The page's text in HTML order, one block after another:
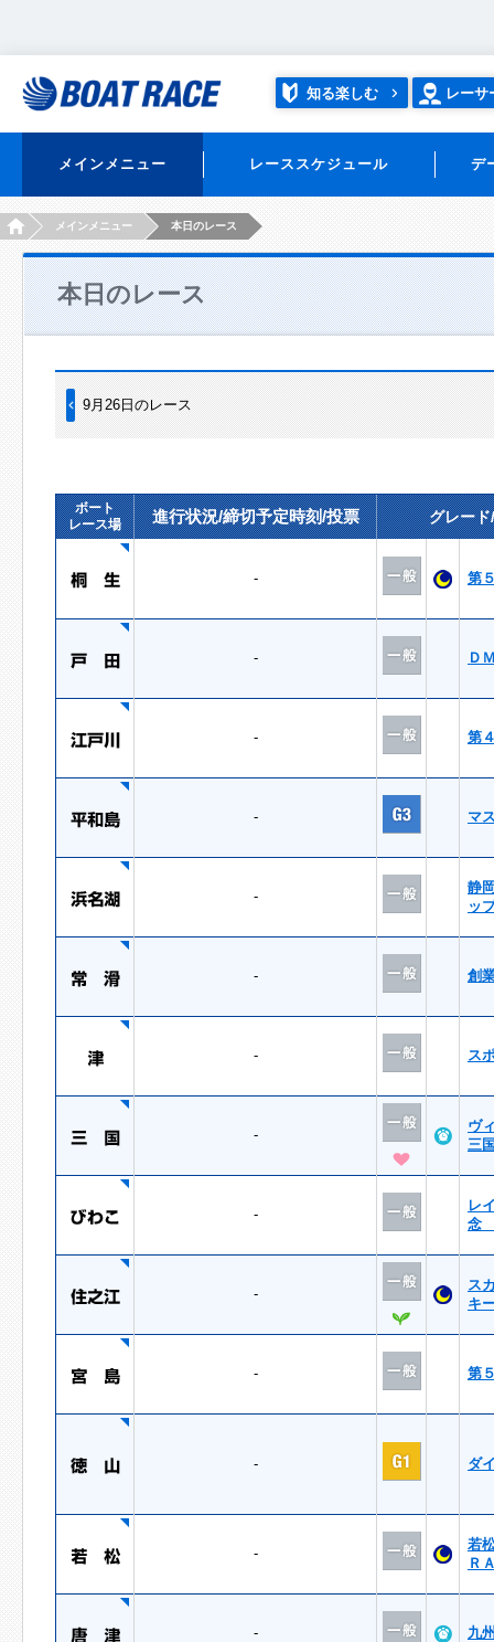
知る楽しむ レーサ
メインメニュー レーススケジュール デ
HOMEメインメニュー 本日のレース
本日のレース
9月26日のレース
ボート
レース場
進行状況/締切予定時刻/投票 グレー
- 第
- Ｄ
- 第
- マ
-
静
ッ
- 創
- ス
-
ヴ
三
-
レ
念
-
ス
キ
- 第
- ダ
-
若
Ｒ
- 九